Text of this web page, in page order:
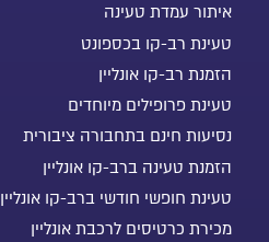
איתור עמדת טעינה
טעינת רב-קו בכספונט
הזמנת רב-קו אונליין
טעינת פרופילים מיוחדים
נסיעות חינם בתחבורה ציבורית
הזמנת טעינה ברב-קו אונליין
טעינת חופשי חודשי ברב-קו אונליין
מכירת כרטיסים לרכבת אונליין